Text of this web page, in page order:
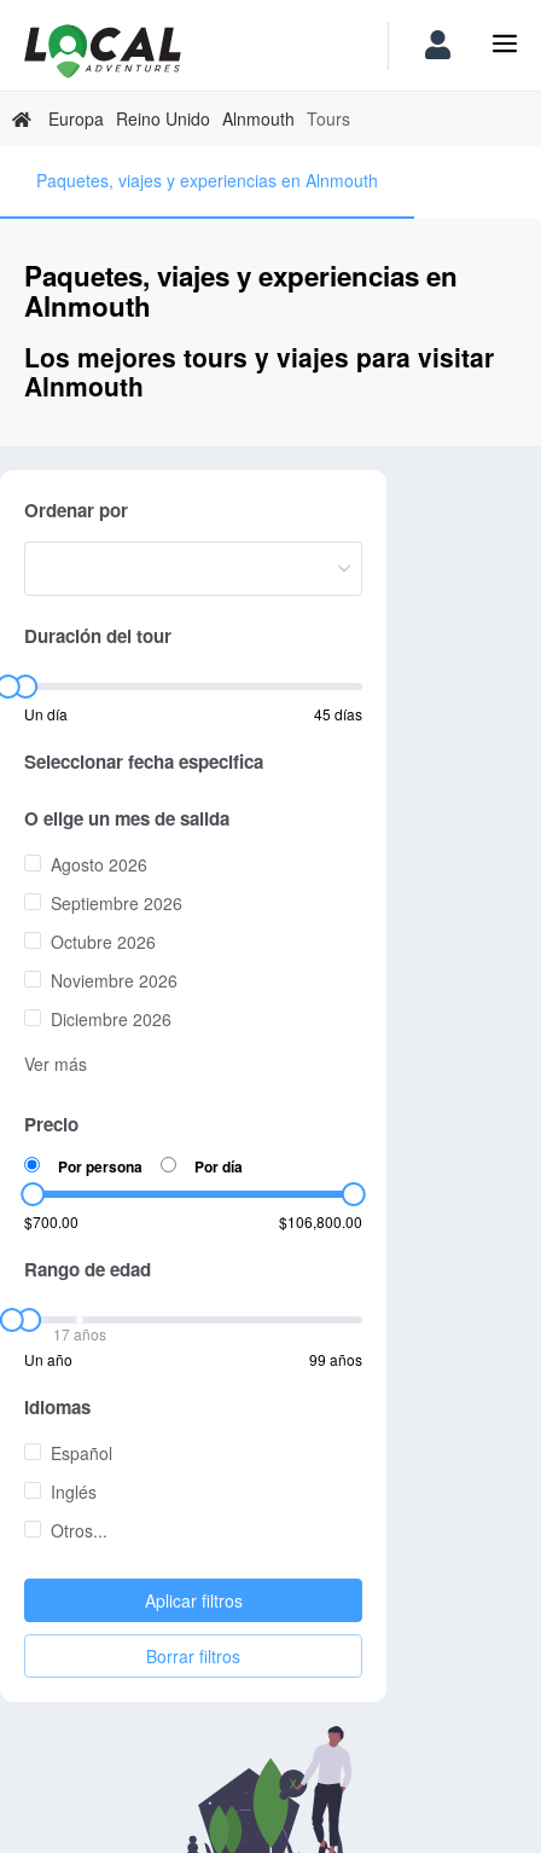
Europa Reino Unido Alnmouth Tours
Paquetes, viajes y experiencias en Alnmouth
Paquetes, viajes y experiencias en
Alnmouth
Los mejores tours y viajes para visitar
Alnmouth
Ordenar por
Duración del tour
Un día 45 días
Seleccionar fecha especifica
O elige un mes de salida
Agosto 2026
Septiembre 2026
Octubre 2026
Noviembre 2026
Diciembre 2026
Ver más
Precio
Por persona Por día
$700.00 $106,800.00
Rango de edad
17 años
Un año
99 años
Idiomas
Español
Inglés
Otros...
Aplicar filtros
Borrar filtros